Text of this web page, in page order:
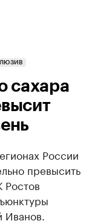
сахара
России
превысить
Ростов